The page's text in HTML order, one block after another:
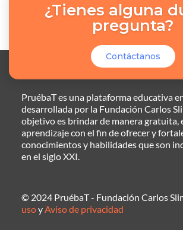
¿Tienes alguna
pregunta?
Contáctanos
PruébaT es una plataforma educativa
desarrollada por la Fundación Carlos
objetivo es brindar de manera gratuita,
aprendizaje con el fin de ofrecer y
conocimientos y habilidades que son
en el siglo XXI.
© 2024 PruébaT - Fundación Carlos
usoyAviso de privacidad